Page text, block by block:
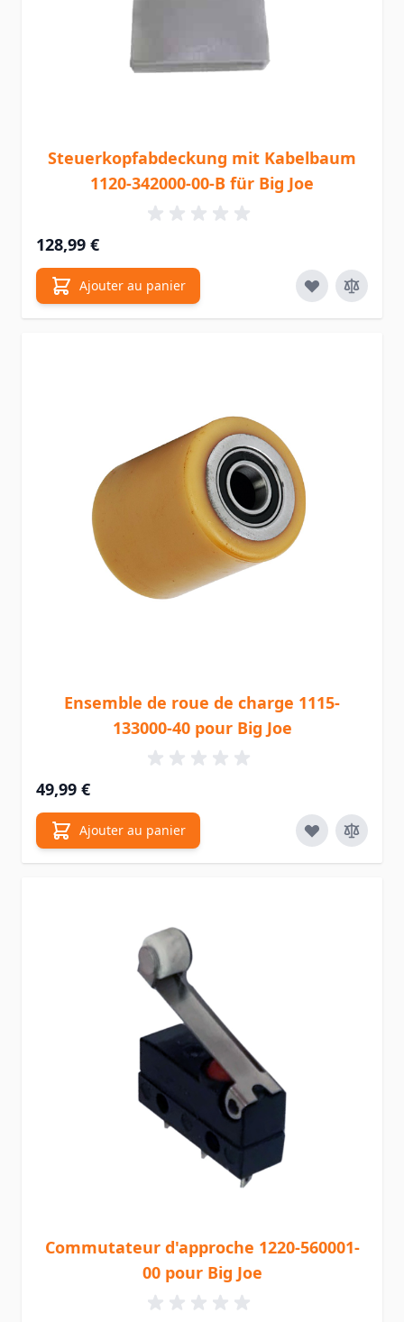
Steuerkopfabdeckung mit Kabelbaum
1120-342000-00-B für Big Joe
128,99 €
Ajouter au panier
Ensemble de roue de charge 1115-
133000-40 pour Big Joe
49,99 €
Ajouter au panier
Commutateur d'approche 1220-560001-
00 pour Big Joe